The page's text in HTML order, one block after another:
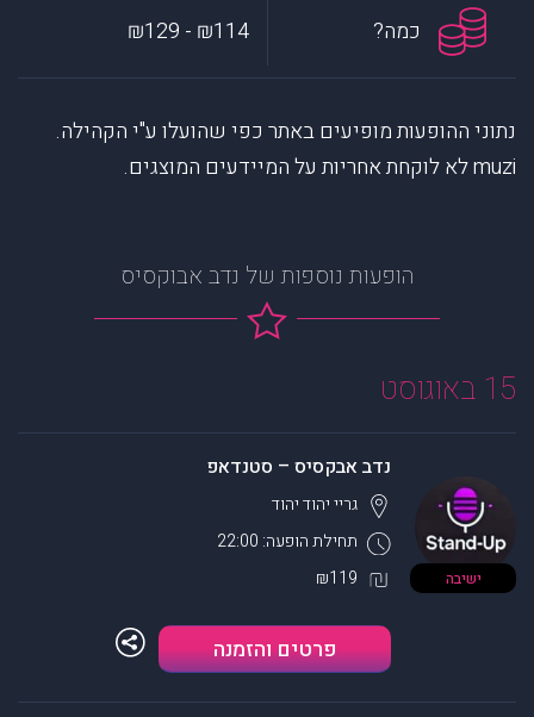
כמה? ₪114 - ₪129
נתוני ההופעות מופיעים באתר כפי שהועלו ע"י הקהילה.
muzi לא לוקחת אחריות על המיידעים המוצגים.
הופעות נוספות של נדב אבוקסיס
15 באוגוסט
ישיבה
נדב אבקסיס – סטנדאפ
תחילת הופעה: 22:00
גריי יהודיהוד
₪119
פרטים והזמנה